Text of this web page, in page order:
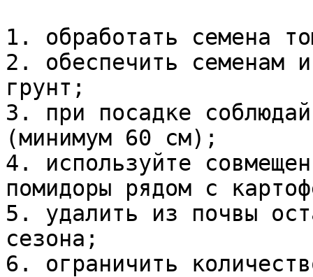
1. обработать семена
2. обеспечить семенам
грунт;
3. при посадке
(минимум 60 см);
4. используйте
помидоры рядом с
5. удалить из почвы
сезона;
6. ограничить